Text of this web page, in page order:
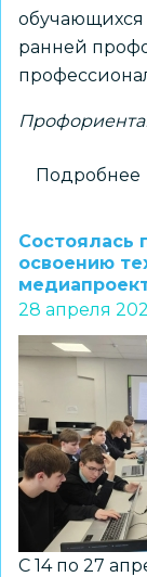
ранней
Подробнее
Состоялась
освоению
28 апреля
С 14 по 27